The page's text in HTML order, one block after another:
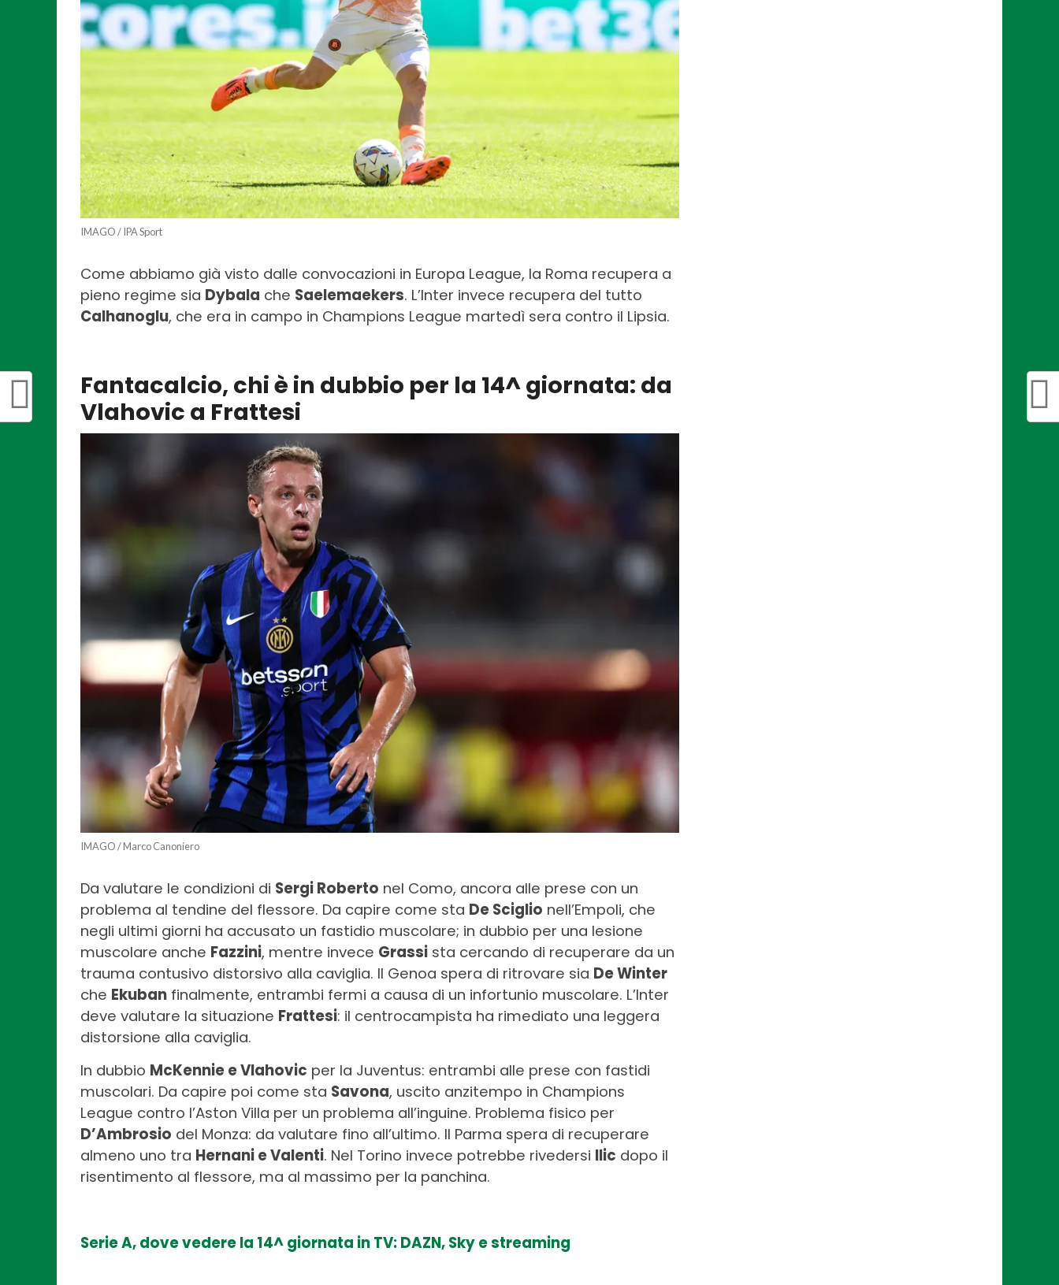
IMAGO / IPA Sport
Come abbiamo già visto dalle convocazioni in Europa League, la Roma recupera a
pieno regime sia Dybala che Saelemaekers. L’Inter invece recupera del tutto
Calhanoglu, che era in campo in Champions League martedì sera contro il Lipsia.
Fantacalcio, chi è in dubbio per la 14^ giornata: da
Vlahovic a Frattesi
IMAGO / Marco Canoniero
Da valutare le condizioni di Sergi Roberto nel Como, ancora alle prese con un
problema al tendine del flessore. Da capire come sta De Sciglio nell’Empoli, che
negli ultimi giorni ha accusato un fastidio muscolare; in dubbio per una lesione
muscolare anche Fazzini, mentre invece Grassi sta cercando di recuperare da un
trauma contusivo distorsivo alla caviglia. Il Genoa spera di ritrovare sia De Winter
che Ekuban finalmente, entrambi fermi a causa di un infortunio muscolare. L’Inter
deve valutare la situazione Frattesi: il centrocampista ha rimediato una leggera
distorsione alla caviglia.
In dubbio McKennie e Vlahovic per la Juventus: entrambi alle prese con fastidi
muscolari. Da capire poi come sta Savona, uscito anzitempo in Champions
League contro l’Aston Villa per un problema all’inguine. Problema fisico per
D’Ambrosio del Monza: da valutare fino all’ultimo. Il Parma spera di recuperare
almeno uno tra Hernani e Valenti. Nel Torino invece potrebbe rivedersi Ilic dopo il
risentimento al flessore, ma al massimo per la panchina.
Serie A, dove vedere la 14^ giornata in TV: DAZN, Sky e streaming